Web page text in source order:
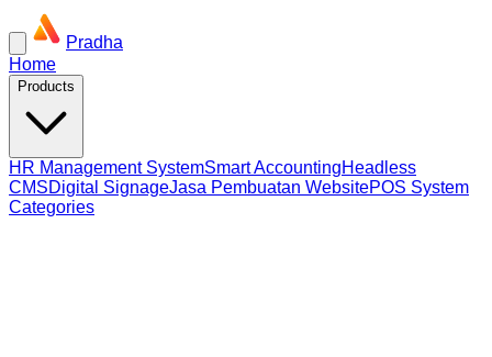
Pradha
Home
Products
HR Management SystemSmart AccountingHeadless
CMSDigital SignageJasa Pembuatan WebsitePOS System
Categories